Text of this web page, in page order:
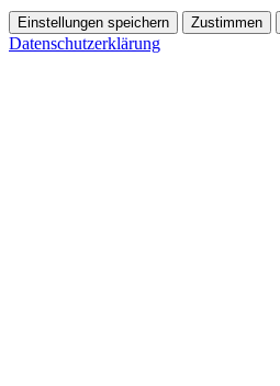
Einstellungen speichern Zustimmen
Datenschutzerklärung